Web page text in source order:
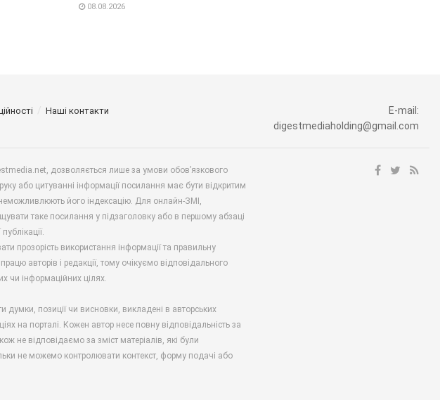
08.08.2026
Наші контакти
E-mail:
digestmediaholding@gmail.com
дозволяється лише за умови обов’язкового
або цитуванні інформації посилання має бути відкритим
його індексацію. Для онлайн-ЗМІ,
таке посилання у підзаголовку або в першому абзаці
прозорість використання інформації та правильну
авторів і редакції, тому очікуємо відповідального
чи інформаційних цілях.
позиції чи висновки, викладені в авторських
на порталі. Кожен автор несе повну відповідальність за
не відповідаємо за зміст матеріалів, які були
не можемо контролювати контекст, форму подачі або